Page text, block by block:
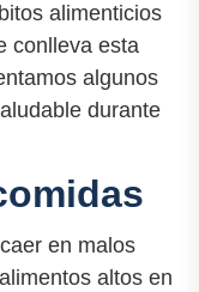
alimenticios
conlleva esta
algunos
durante
en malos
altos en